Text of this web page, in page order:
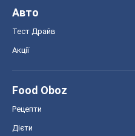
Авто
Тест Драйв
Акції
Food Oboz
Рецепти
Дієти